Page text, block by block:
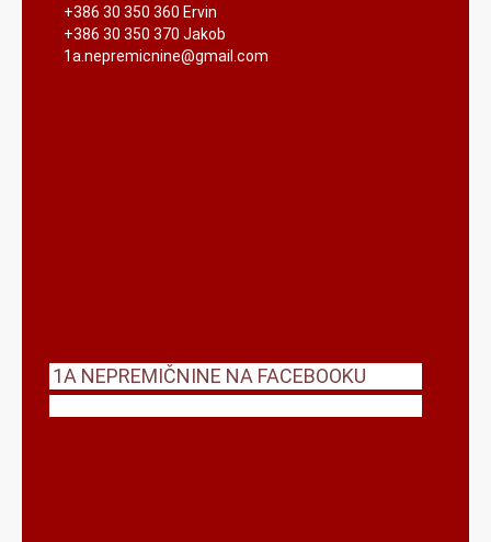
+386 30 350 360 Ervin
+386 30 350 370 Jakob
1a.nepremicnine@gmail.com
1A NEPREMIČNINE NA FACEBOOKU